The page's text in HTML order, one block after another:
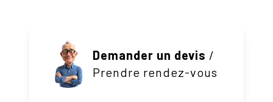
Demander un devis /
Prendre rendez-vous